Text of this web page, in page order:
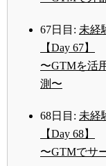
67日目: 未経
【Day 67】
〜GTMを活
測〜
68日目: 未経
【Day 68】
〜GTMでサ